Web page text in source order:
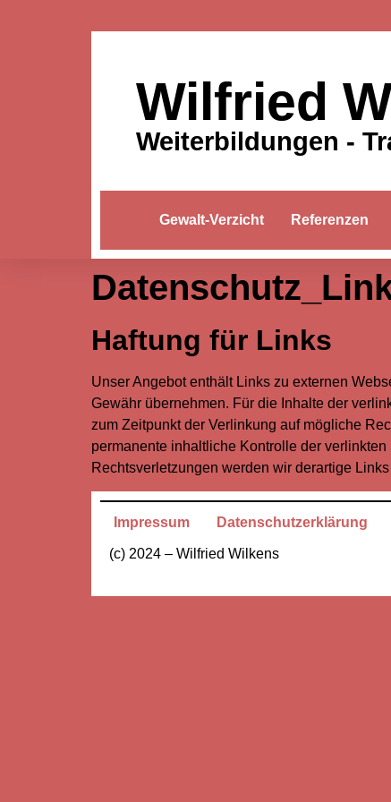
Wilfried
Weiterbildungen -
Gewalt-Verzicht Referenzen
Haftung für Links
Unser Angebot enthält Links zu externen
Gewähr übernehmen. Für die Inhalte der
zum Zeitpunkt der Verlinkung auf mögliche
permanente inhaltliche Kontrolle der
Rechtsverletzungen werden wir derartige
Impressum Datenschutzerklärung
(c) 2024 – Wilfried Wilkens